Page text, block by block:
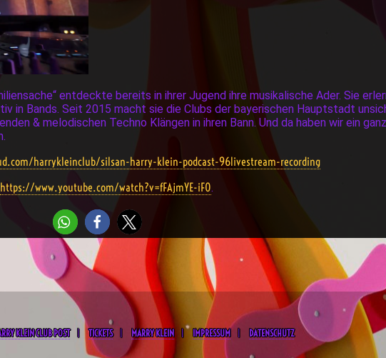
entdeckte bereits in ihrer Jugend ihre musikalische Ader. Sie
in Bands. Seit 2015 macht sie die Clubs der bayerischen Hauptstadt
& melodischen Techno Klängen in ihren Bann. Und da haben wir ein
harrykleinclub/silsan-harry-klein-podcast-96livestream-recording
https://www.youtube.com/watch?v=fFAjmYE-iF0.
KLEIN CLUB POST TICKETS MARRY KLEIN IMPRESSUM DATENSCHUTZ